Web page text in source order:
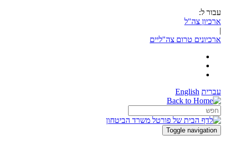
עבור ל:
ארכיון צה"ל
|
ארכיונים טרום צה"ליים
עברית English
Toggle navigation